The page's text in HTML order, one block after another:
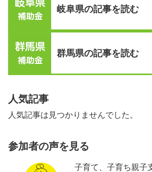
岐阜県の記事を読む
群馬県の記事を読む
人気記事
人気記事は見つかりませんでした。
参加者の声を見る
子育て、子育ち親子